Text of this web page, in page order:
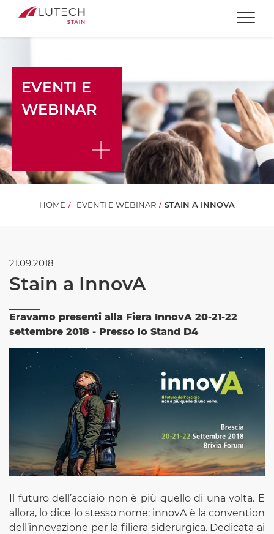
EVENTI E
WEBINAR
HOME EVENTI E WEBINAR STAIN A INNOVA
21.09.2018
Stain a InnovA
Eravamo presenti alla Fiera InnovA 20-21-22
settembre 2018 - Presso lo Stand D4
Il futuro dell’acciaio non è più quello di una volta. E
allora, lo dice lo stesso nome: innovA è la convention
dell’innovazione per la filiera siderurgica. Dedicata ai